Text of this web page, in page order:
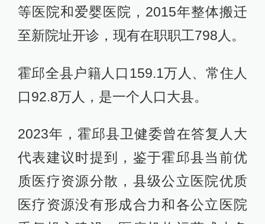
等医院和爱婴医院，2015年整体搬迁
至新院址开诊，现有在职职工798人。
霍邱全县户籍人口159.1万人、常住人
口92.8万人，是一个人口大县。
2023年，霍邱县卫健委曾在答复人大
代表建议时提到，鉴于霍邱县当前优
质医疗资源分散，县级公立医院优质
医疗资源没有形成合力和各公立医院